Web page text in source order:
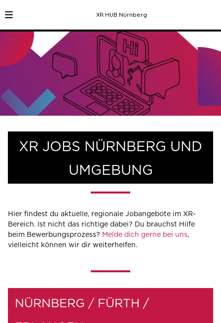
XR HUB Nürnberg
XR JOBS NÜRNBERG UND
UMGEBUNG
Hier findest du aktuelle, regionale Jobangebote im XR-
Bereich. Ist nicht das richtige dabei? Du brauchst Hilfe
beim Bewerbungsprozess? Melde dich gerne bei uns,
vielleicht können wir dir weiterhelfen.
NÜRNBERG / FÜRTH /